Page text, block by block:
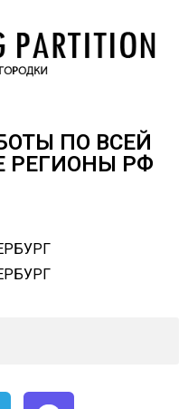
ПО ВСЕЙ
РЕГИОНЫ РФ